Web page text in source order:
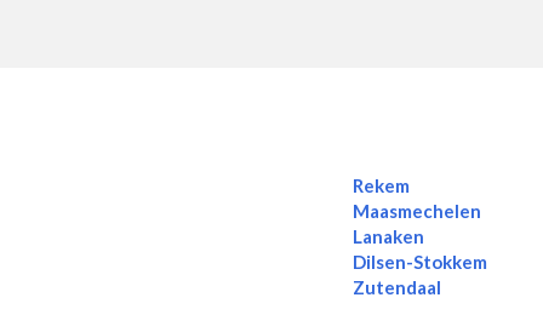
Rekem
Maasmechelen
Lanaken
Dilsen-Stokkem
Zutendaal